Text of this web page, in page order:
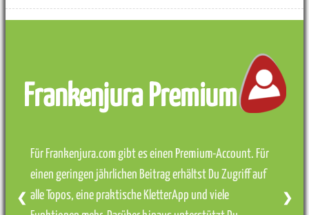
Frankenjura Premium
Für Frankenjura.com gibt es einen Premium-Account. Für
einen geringen jährlichen Beitrag erhältst Du Zugriff auf
alle Topos, eine praktische KletterApp und viele
❮ ❯